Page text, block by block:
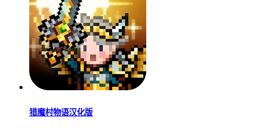
猎魔村物语汉化版